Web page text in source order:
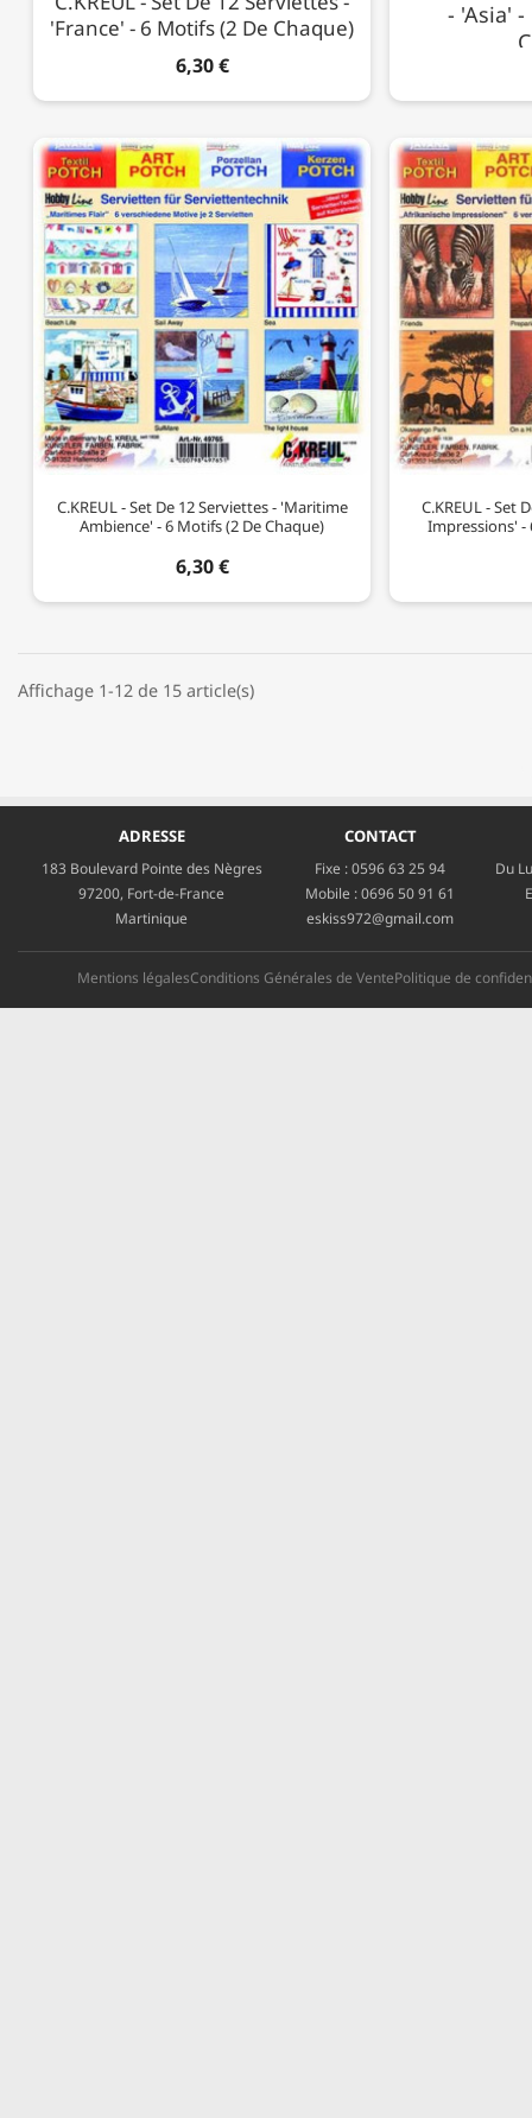
'France' - 6 Motifs (2 De Chaque)
6,30 €
- 'Asia'
C.KREUL - Set De 12 Serviettes - 'Maritime
Ambience' - 6 Motifs (2 De Chaque)
6,30 €
C.KREUL - Set
Impressions' -
Affichage 1-12 de 15 article(s)
ADRESSE
183 Boulevard Pointe des Nègres
97200, Fort-de-France
Martinique
CONTACT
Fixe :0596 63 25 94
Mobile :0696 50 91 61
eskiss972@gmail.com
Du
Mentions légalesConditions Générales de VentePolitique de